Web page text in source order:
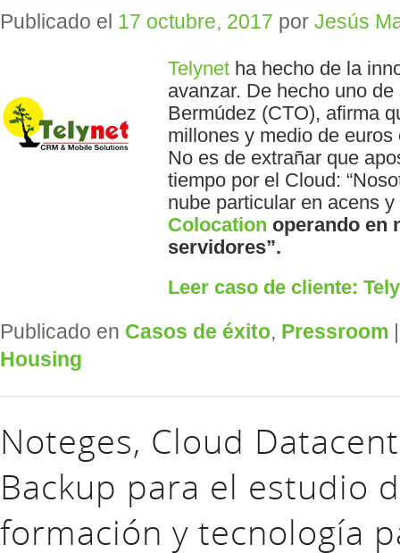
Publicado el 17 octubre, 2017 por Jesús
Telynetha hecho de la
avanzar. De hecho uno
Bermúdez (CTO), afirma
millones y medio de
No es de extrañar que
tiempo por el Cloud:
nube particular en acens
Colocation operando en
servidores”.
Leer caso de cliente:
Publicado en Casos de éxito, Pressroom
Housing
Noteges, Cloud
Backup para el estudio
formación y tecnología